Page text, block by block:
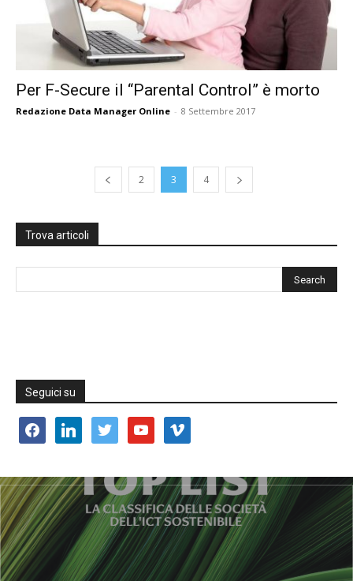
Per F-Secure il “Parental Control” è morto
Redazione Data Manager Online - 8 Settembre 2017
2 3 4
Trova articoli
Seguici su
facebooklinkedin twitter youtube vimeo